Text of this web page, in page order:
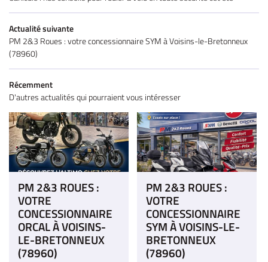
Actualité suivante
PM 2&3 Roues : votre concessionnaire SYM à Voisins-le-Bretonneux
(78960)
Récemment
D'autres actualités qui pourraient vous intéresser
PM 2&3 ROUES :
VOTRE
CONCESSIONNAIRE
ORCAL À VOISINS-
LE-BRETONNEUX
(78960)
PM 2&3 ROUES :
VOTRE
CONCESSIONNAIRE
SYM À VOISINS-LE-
BRETONNEUX
(78960)